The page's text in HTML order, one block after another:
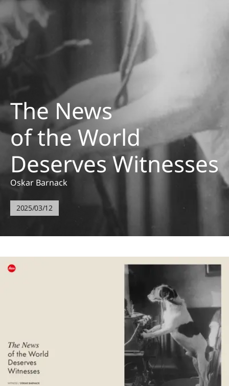
The News
of the World
Deserves Witnesses
Oskar Barnack
2025/03/12